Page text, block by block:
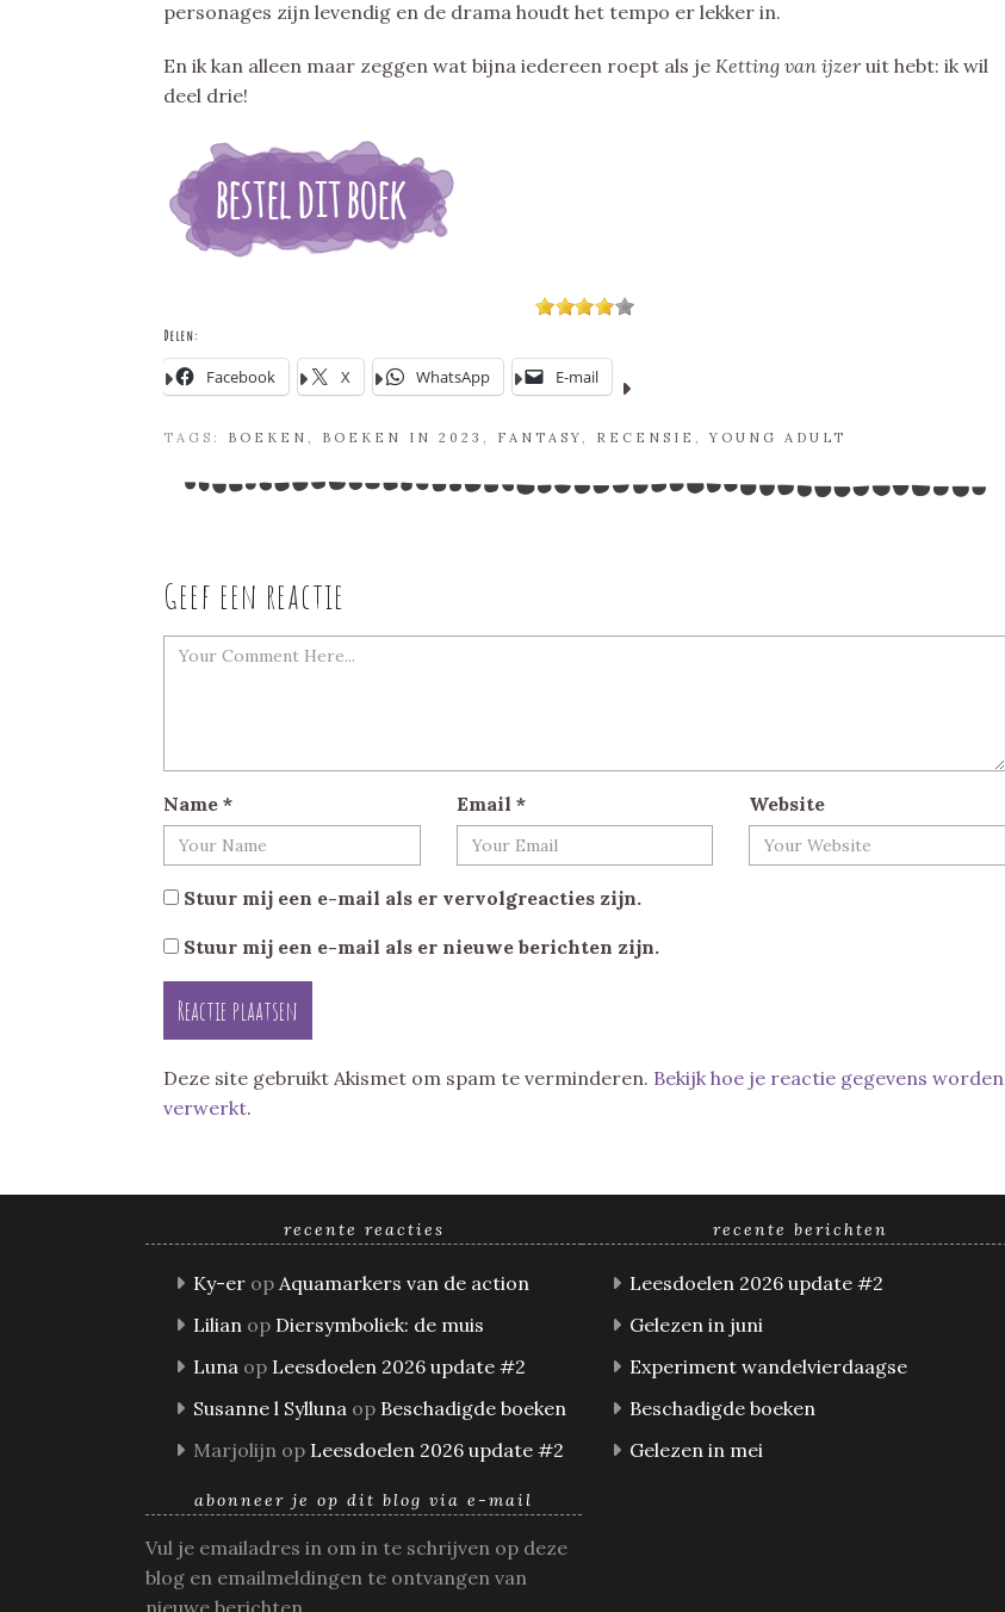
personages zijn levendig en de drama houdt het tempo er lekker in.
En ik kan alleen maar zeggen wat bijna iedereen roept als je Ketting van ijzeruit hebt: ik wil
deel drie!
Delen:
Facebook X WhatsApp E-mail
TAGS: BOEKEN , BOEKEN IN 2023 , FANTASY, RECENSIE ,YOUNG ADULT
Geef een reactie
Name * Email * Website
Stuur mij een e-mail als er vervolgreacties zijn.
Stuur mij een e-mail als er nieuwe berichten zijn.
Deze site gebruikt Akismet om spam te verminderen. Bekijk hoe je reactie gegevens worden
verwerkt.
recente reacties
Ky-er op Aquamarkers van de action
Lilian op Diersymboliek: de muis
Luna op Leesdoelen 2026 update #2
Susanne l Sylluna op Beschadigde boeken
Marjolijn op Leesdoelen 2026 update #2
recente berichten
Leesdoelen 2026 update #2
Gelezen in juni
Experiment wandelvierdaagse
Beschadigde boeken
Gelezen in mei
abonneer je op dit blog via e-mail
Vul je emailadres in om in te schrijven op deze
blog en emailmeldingen te ontvangen van
nieuwe berichten.